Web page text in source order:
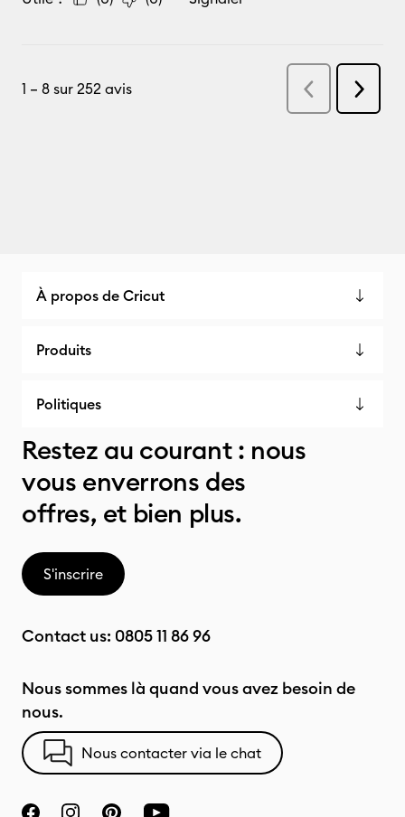
À propos de Cricut
Produits
Politiques
Restez au courant : nous
vous enverrons des
offres, et bien plus.
S'inscrire
Contact us: 0805 11 86 96
Nous sommes là quand vous avez besoin de
nous.
Nous contacter via le chat